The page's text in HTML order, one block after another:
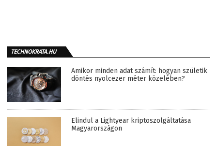
TECHNOKRATA.HU
Amikor minden adat számít: hogyan születik
döntés nyolcezer méter közelében?
Elindul a Lightyear kriptoszolgáltatása
Magyarországon